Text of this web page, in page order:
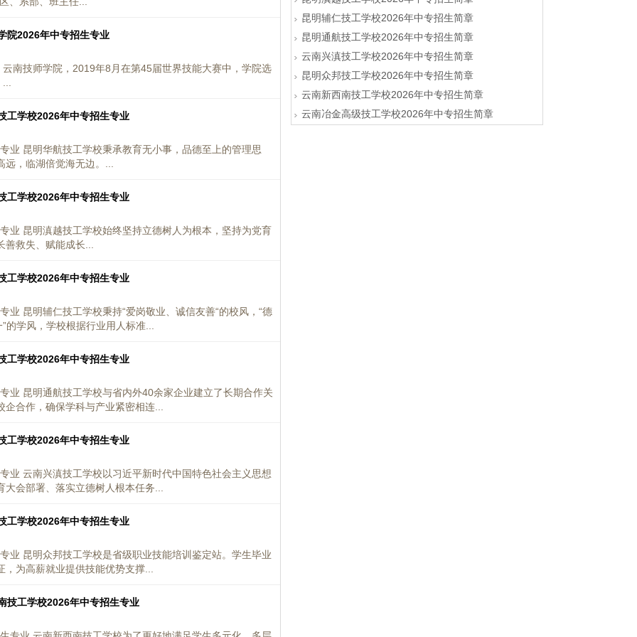
院2026年中专招生专业
南技师学院，2019年8月在第45届世界技能大赛中，学院选
工学校2026年中专招生专业
业 昆明华航技工学校秉承教育无小事，品德至上的管理思
，临湖倍觉海无边。...
工学校2026年中专招生专业
业 昆明滇越技工学校始终坚持立德树人为根本，坚持为党育
救失、赋能成长...
工学校2026年中专招生专业
业 昆明辅仁技工学校秉持“爱岗敬业、诚信友善“的校风，“德
的学风，学校根据行业用人标准...
工学校2026年中专招生专业
业 昆明通航技工学校与省内外40余家企业建立了长期合作关
合作，确保学科与产业紧密相连...
工学校2026年中专招生专业
业 云南兴滇技工学校以习近平新时代中国特色社会主义思想
会部署、落实立德树人根本任务...
工学校2026年中专招生专业
业 昆明众邦技工学校是省级职业技能培训鉴定站。学生毕业
为高薪就业提供技能优势支撑...
技工学校2026年中专招生专业
昆明辅仁技工学校2026年中专招生简章
昆明通航技工学校2026年中专招生简章
云南兴滇技工学校2026年中专招生简章
昆明众邦技工学校2026年中专招生简章
云南新西南技工学校2026年中专招生简章
云南冶金高级技工学校2026年中专招生简章